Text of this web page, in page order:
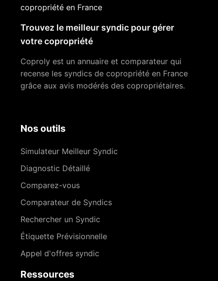
copropriété en France
Trouvez le meilleur syndic pour gérer
votre copropriété
Coproly est un annuaire et comparateur qui
recense les syndics de copropriété en France
grâce aux avis modérés des copropriétaires.
Nos outils
Simulateur Meilleur Syndic
Diagnostic Détaillé
Comparez-vous
Comparateur de Syndics
Rechercher un Syndic
Étiquette Prévisionnelle
Appel d'offres syndic
Ressources